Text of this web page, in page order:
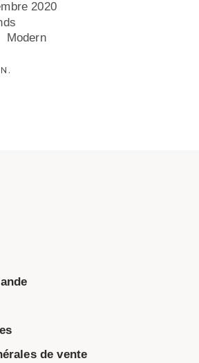
2020
Modern
de vente